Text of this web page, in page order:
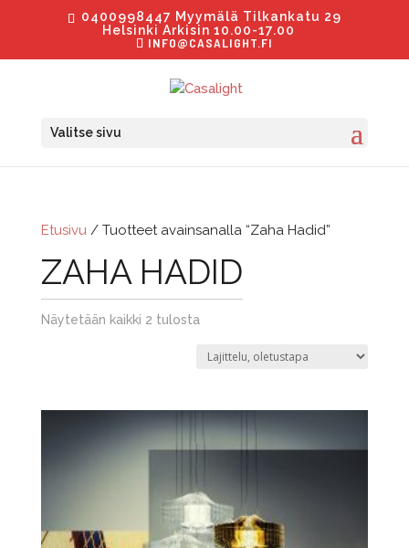
0400998447 Myymälä Tilkankatu 29
Helsinki Arkisin 10.00-17.00
INFO@CASALIGHT.FI
Valitse sivu
Etusivu/ Tuotteet avainsanalla “Zaha Hadid”
ZAHA HADID
Näytetään kaikki 2 tulosta